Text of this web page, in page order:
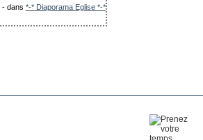
-dans *-* Diaporama Eglise *-*